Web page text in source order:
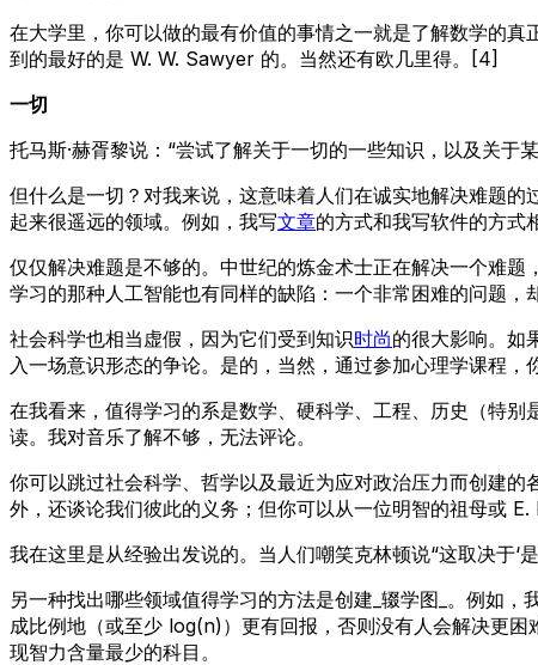
在大学里，你可以做的最有价值的事情之一就是了解数学的
到的最好的是 W. W. Sawyer 的。当然还有欧几里得。[4]
一切
托马斯·赫胥黎说：“尝试了解关于一切的一些知识，以及关于
但什么是一切？对我来说，这意味着人们在诚实地解决难题
起来很遥远的领域。例如，我写文章的方式和我写软件的方式
仅仅解决难题是不够的。中世纪的炼金术士正在解决一个难
学习的那种人工智能也有同样的缺陷：一个非常困难的问题，
社会科学也相当虚假，因为它们受到知识时尚的很大影响。如
入一场意识形态的争论。是的，当然，通过参加心理学课程
在我看来，值得学习的系是数学、硬科学、工程、历史（特
读。我对音乐了解不够，无法评论。
你可以跳过社会科学、哲学以及最近为应对政治压力而创建
外，还谈论我们彼此的义务；但你可以从一位明智的祖母或
我在这里是从经验出发说的。当人们嘲笑克林顿说“这取决于‘
另一种找出哪些领域值得学习的方法是创建_辍学图_。例如
成比例地（或至少 log(n)）更有回报，否则没有人会解决更
现智力含量最少的科目。